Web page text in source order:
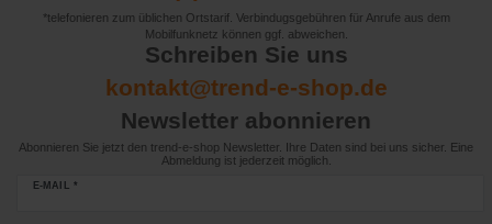
*telefonieren zum üblichen Ortstarif. Verbindugsgebühren für Anrufe aus dem
Mobilfunknetz können ggf. abweichen.
Schreiben Sie uns
kontakt@trend-e-shop.de
Newsletter abonnieren
Abonnieren Sie jetzt den trend-e-shop Newsletter. Ihre Daten sind bei uns sicher. Eine
Abmeldung ist jederzeit möglich.
E-MAIL *